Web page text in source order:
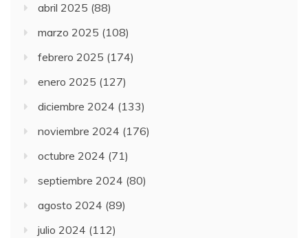
abril 2025 (88)
marzo 2025 (108)
febrero 2025 (174)
enero 2025 (127)
diciembre 2024 (133)
noviembre 2024 (176)
octubre 2024 (71)
septiembre 2024 (80)
agosto 2024 (89)
julio 2024 (112)